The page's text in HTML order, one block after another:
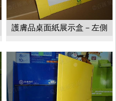
護膚品桌面紙展示盒－左側